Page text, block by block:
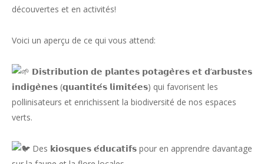
découvertes et en activités!
Voici un aperçu de ce qui vous attend:
𝗗𝗶𝘀𝘁𝗿𝗶𝗯𝘂𝘁𝗶𝗼𝗻 𝗱𝗲 𝗽𝗹𝗮𝗻𝘁𝗲𝘀 𝗽𝗼𝘁𝗮𝗴𝗲̀𝗿𝗲𝘀 𝗲𝘁 𝗱’𝗮𝗿𝗯𝘂𝘀𝘁𝗲𝘀
𝗶𝗻𝗱𝗶𝗴𝗲̀𝗻𝗲𝘀 (𝗾𝘂𝗮𝗻𝘁𝗶𝘁𝗲́𝘀 𝗹𝗶𝗺𝗶𝘁𝗲́𝗲𝘀) qui favorisent les
pollinisateurs et enrichissent la biodiversité de nos espaces
verts.
Des 𝗸𝗶𝗼𝘀𝗾𝘂𝗲𝘀 𝗲́𝗱𝘂𝗰𝗮𝘁𝗶𝗳𝘀 pour en apprendre davantage